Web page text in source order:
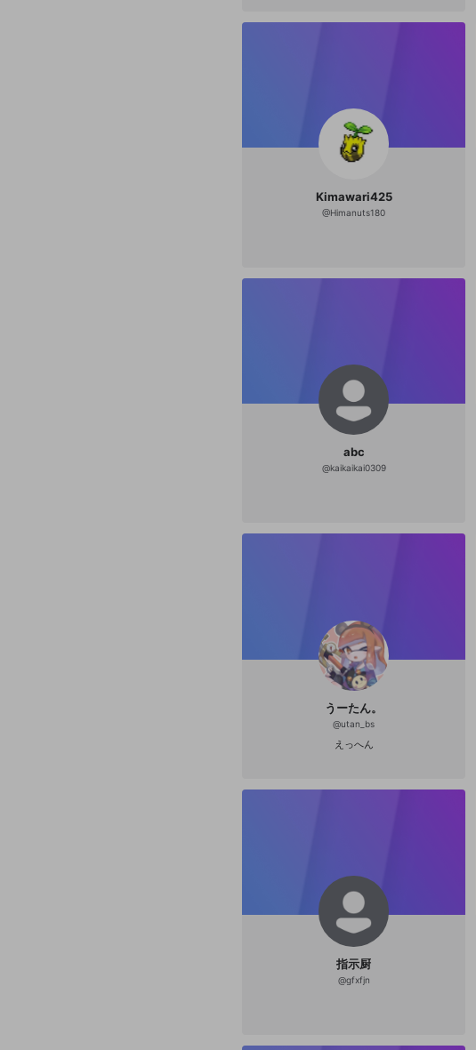
Kimawari425
@Himanuts180
abc
@kaikaikai0309
うーたん。
@utan_bs
えっへん
指示厨
@gfxfjn